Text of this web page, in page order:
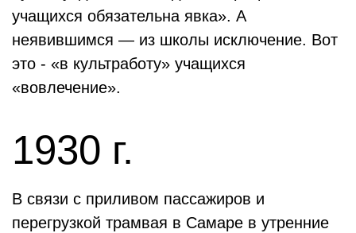
учащихся обязательна явка». А
неявившимся — из школы исключение. Вот
это - «в культработу» учащихся
«вовлечение».
1930 г.
В связи с приливом пассажиров и
перегрузкой трамвая в Самаре в утренние